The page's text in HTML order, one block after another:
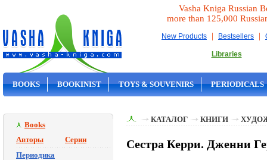
Vasha Kniga Russian
more than 125,000
New Products | Bestsellers |
Libraries
BOOKS BOOKINIST TOYS & SOUVENIRS PERIODICALS
Books
Авторы
Серии
Периодика
КАТАЛОГ КНИГИ
Сестра Керри. Дженни